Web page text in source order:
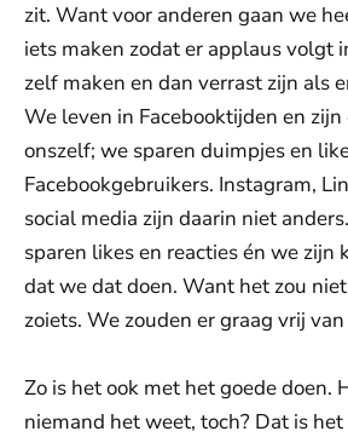
zit. Want voor anderen gaan we
iets maken zodat er applaus volgt
zelf maken en dan verrast zijn als
We leven in Facebooktijden en
onszelf; we sparen duimpjes en
Facebookgebruikers. Instagram,
social media zijn daarin niet
sparen likes en reacties én we zijn
dat we dat doen. Want het zou
zoiets. We zouden er graag vrij
Zo is het ook met het goede doen.
niemand het weet, toch? Dat is